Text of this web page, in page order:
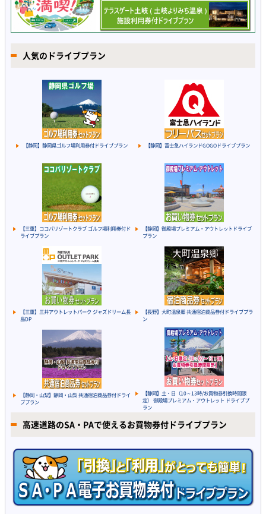
人気のドライブプラン
【静岡】静岡県ゴルフ場利用券付ドライブプラン 【静岡】富士急ハイランドGOGOドライブプラン
【三重】ココパリゾートクラブ ゴルフ場利用券付ド
ライブプラン
【静岡】御殿場プレミアム・アウトレットドライブ
プラン
【三重】三井アウトレットパーク ジャズドリーム長
島DP
【長野】大町温泉郷 共通宿泊商品券付ドライブプラ
ン
【静岡・山梨】静岡・山梨 共通宿泊商品券付ドライ
ブプラン
【静岡】土・日（10～13時/お買物券引換時間限
定） 御殿場プレミアム・アウトレット ドライブプ
ラン
高速道路のSA・PAで使えるお買物券付ドライブプラン